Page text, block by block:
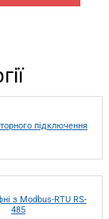
підключення
з Modbus-RTU RS-
485